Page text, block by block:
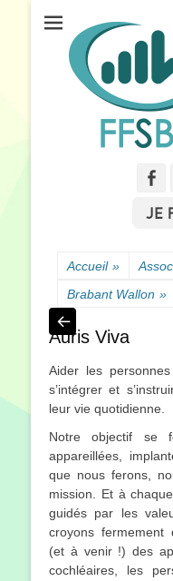
Fédération
Accueil »
Brabant Wallon »
Auris Viva
Aider les
s’intégrer et
leur vie quotidienne.
Notre objectif se
appareillées,
que nous ferons,
mission. Et à
guidés par les
croyons fermement
(et à venir !) des
cochléaires, les